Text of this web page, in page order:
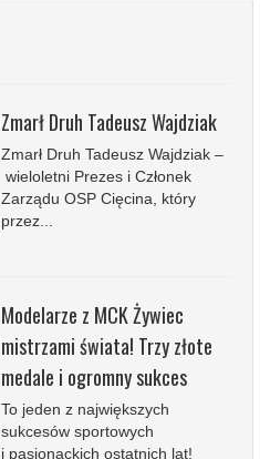
Zmarł Druh Tadeusz Wajdziak
Zmarł Druh Tadeusz Wajdziak –
wieloletni Prezes i Członek
Zarządu OSP Cięcina, który
przez...
Modelarze z MCK Żywiec
mistrzami świata! Trzy złote
medale i ogromny sukces
To jeden z największych
sukcesów sportowych
i pasjonackich ostatnich lat!